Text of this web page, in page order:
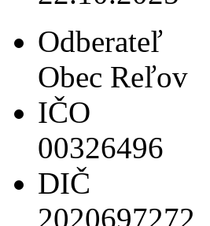
Odberateľ
Obec Reľov
IČO
00326496
DIČ
2020697272